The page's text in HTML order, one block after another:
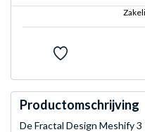
Productomschrijving
De Fractal Design Meshify